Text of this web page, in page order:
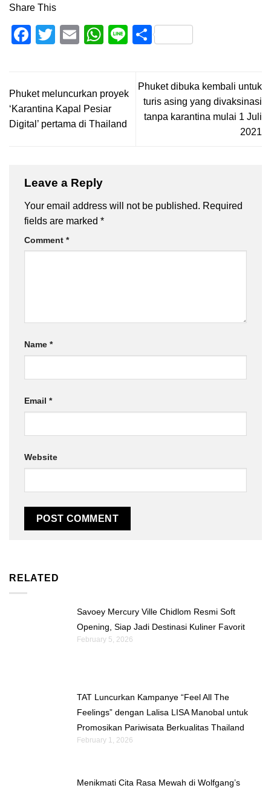
Share This
Facebook
Twitter
EmailWhatsApp
LineShare
Phuket meluncurkan proyek
‘Karantina Kapal Pesiar
Digital’ pertama di Thailand
Phuket dibuka kembali untuk
turis asing yang divaksinasi
tanpa karantina mulai 1 Juli
2021
Leave a Reply
Your email address will not be published. Required
fields are marked *
Comment *
Name *
Email *
Website
RELATED
Savoey Mercury Ville Chidlom Resmi Soft
Opening, Siap Jadi Destinasi Kuliner Favorit
February 5, 2026
TAT Luncurkan Kampanye “Feel All The
Feelings” dengan Lalisa LISA Manobal untuk
Promosikan Pariwisata Berkualitas Thailand
February 1, 2026
Menikmati Cita Rasa Mewah di Wolfgang’s